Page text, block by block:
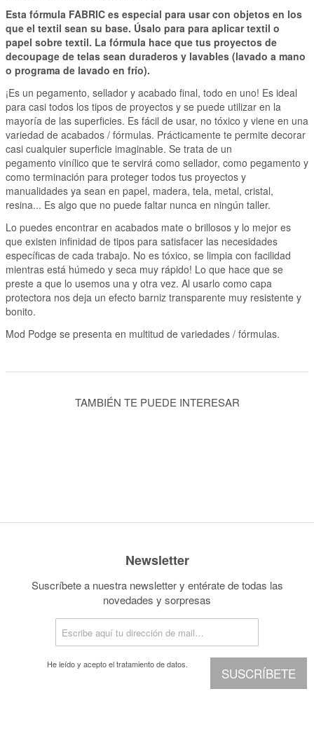
Esta fórmula FABRIC es especial para usar con objetos en los
que el textil sean su base. Úsalo para para aplicar textil o
papel sobre textil. La fórmula hace que tus proyectos de
decoupage de telas sean duraderos y lavables (lavado a mano
o programa de lavado en frío).
¡Es un pegamento, sellador y acabado final, todo en uno! Es ideal
para casi todos los tipos de proyectos y se puede utilizar en la
mayoría de las superficies. Es fácil de usar, no tóxico y viene en una
variedad de acabados / fórmulas. Prácticamente te permite decorar
casi cualquier superficie imaginable. Se trata de un
pegamento vinílico que te servirá como sellador, como pegamento y
como terminación para proteger todos tus proyectos y
manualidades ya sean en papel, madera, tela, metal, cristal,
resina... Es algo que no puede faltar nunca en ningún taller.
Lo puedes encontrar en acabados mate o brillosos y lo mejor es
que existen infinidad de tipos para satisfacer las necesidades
específicas de cada trabajo. No es tóxico, se limpia con facilidad
mientras está húmedo y seca muy rápido! Lo que hace que se
preste a que lo usemos una y otra vez. Al usarlo como capa
protectora nos deja un efecto barniz transparente muy resistente y
bonito.
Mod Podge se presenta en multitud de variedades / fórmulas.
TAMBIÉN TE PUEDE INTERESAR
Newsletter
Suscríbete a nuestra newsletter y entérate de todas las
novedades y sorpresas
SUSCRÍBETE
He leído y acepto eltratamiento de datos.